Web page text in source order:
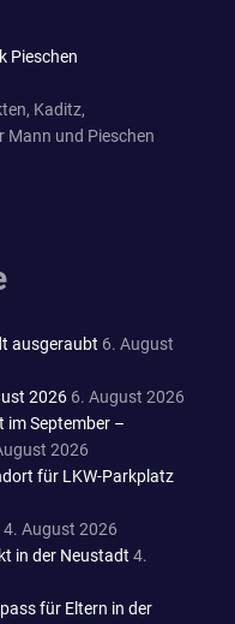
Pieschen
Kaditz,
Mann und Pieschen
ausgeraubt 6. August
2026 6. August 2026
im September –
2026
für LKW-Parkplatz
4. August 2026
in der Neustadt 4.
für Eltern in der